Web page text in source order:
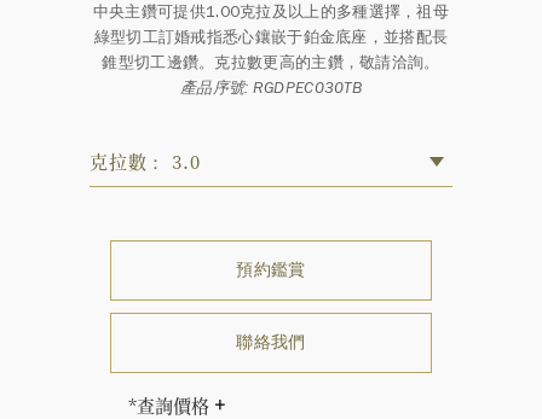
中央主鑽可提供1.00克拉及以上的多種選擇，祖母
綠型切工訂婚戒指悉心鑲嵌于鉑金底座，並搭配長
錐型切工邊鑽。克拉數更高的主鑽，敬請洽詢。
產品序號: RGDPEC030TB
克拉數： 3.0
預約鑑賞
聯絡我們
*查詢價格